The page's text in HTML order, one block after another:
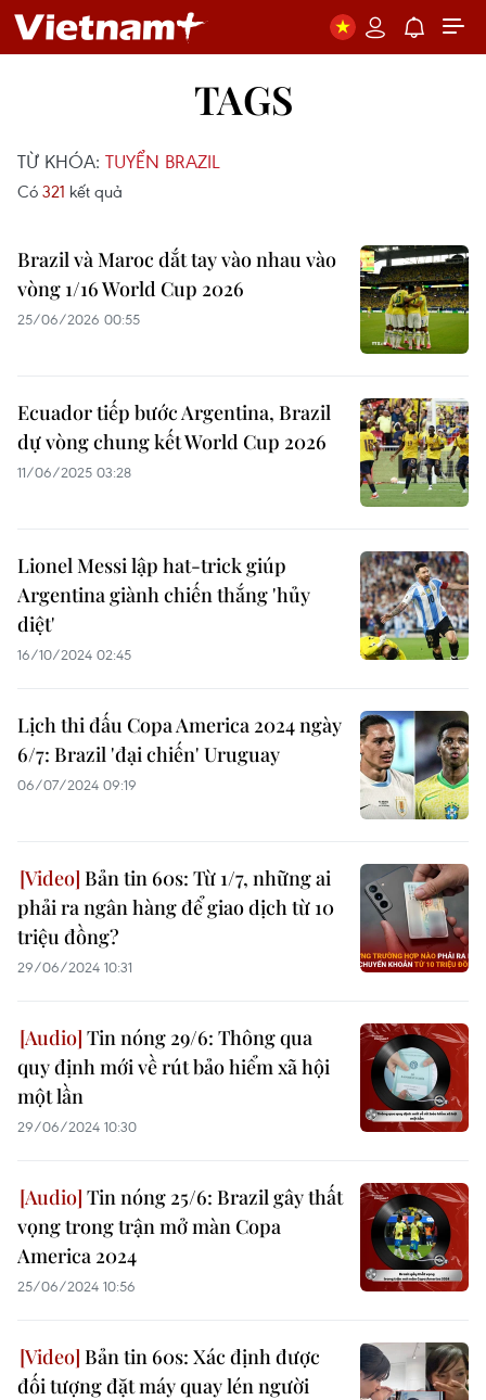
TAGS
TỪ KHÓA: TUYỂN BRAZIL
Có 321 kết quả
Brazil và Maroc dắt tay vào nhau vào
vòng 1/16 World Cup 2026
25/06/2026 00:55
Ecuador tiếp bước Argentina, Brazil
dự vòng chung kết World Cup 2026
11/06/2025 03:28
Lionel Messi lập hat-trick giúp
Argentina giành chiến thắng 'hủy
diệt'
16/10/2024 02:45
Lịch thi đấu Copa America 2024 ngày
6/7: Brazil 'đại chiến' Uruguay
06/07/2024 09:19
Bản tin 60s: Từ 1/7, những ai
phải ra ngân hàng để giao dịch từ 10
triệu đồng?
29/06/2024 10:31
Tin nóng 29/6: Thông qua
quy định mới về rút bảo hiểm xã hội
một lần
29/06/2024 10:30
Tin nóng 25/6: Brazil gây thất
vọng trong trận mở màn Copa
America 2024
25/06/2024 10:56
Bản tin 60s: Xác định được
đối tượng đặt máy quay lén người